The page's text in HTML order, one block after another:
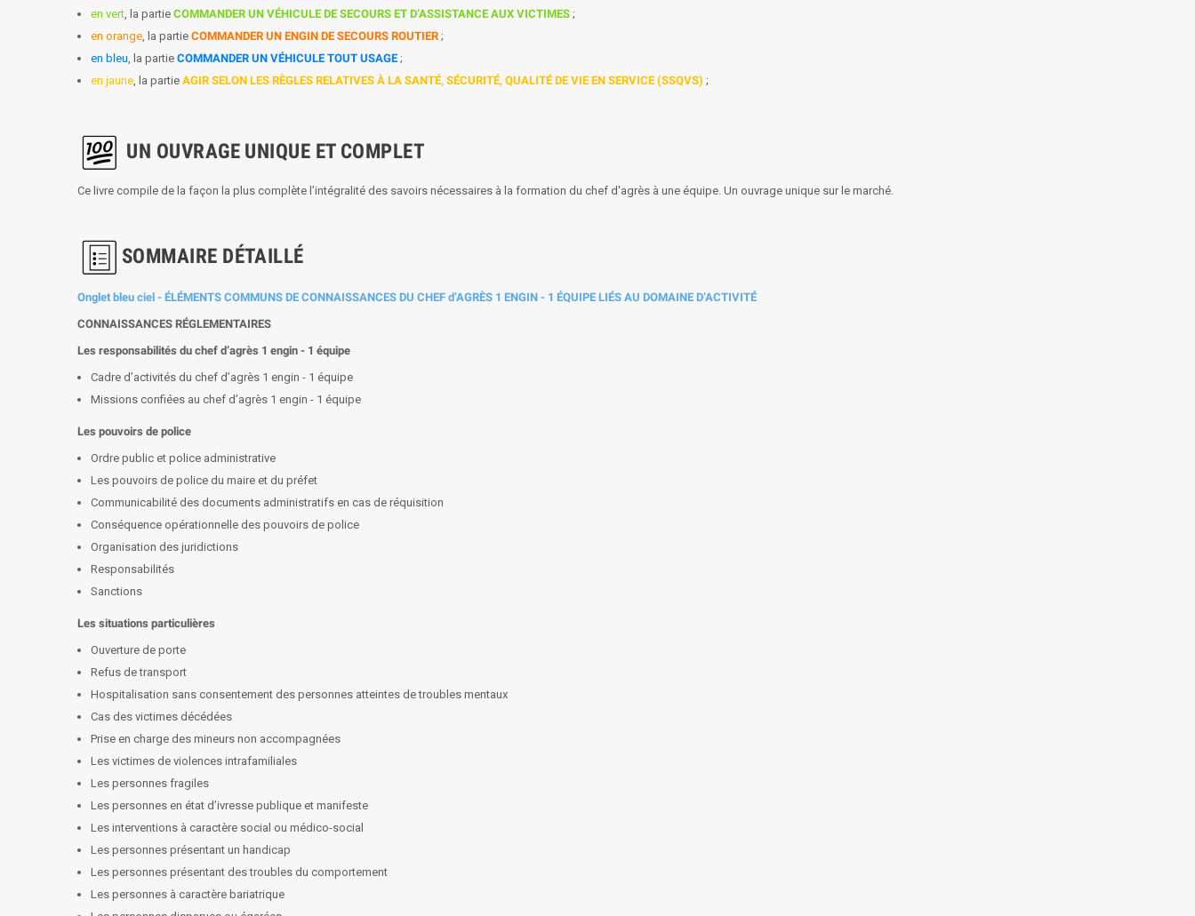
en vert, la partie COMMANDER UN VÉHICULE DE SECOURS ET D’ASSISTANCE AUX VICTIMES ;
en orange, la partie COMMANDER UN ENGIN DE SECOURS ROUTIER ;
en bleu, la partie COMMANDER UN VÉHICULE TOUT USAGE ;
en jaune, la partie AGIR SELON LES RÈGLES RELATIVES À LA SANTÉ, SÉCURITÉ, QUALITÉ DE VIE EN SERVICE (SSQVS) ;
UN OUVRAGE UNIQUE ET COMPLET
Ce livre compile de la façon la plus complète l’intégralité des savoirs nécessaires à la formation du chef d'agrès à une équipe. Un ouvrage unique sur le marché.
SOMMAIRE DÉTAILLÉ
Onglet bleu ciel - ÉLÉMENTS COMMUNS DE CONNAISSANCES DU CHEF d’AGRÈS 1 ENGIN - 1 ÉQUIPE LIÉS AU DOMAINE D’ACTIVITÉ
CONNAISSANCES RÉGLEMENTAIRES
Les responsabilités du chef d’agrès 1 engin - 1 équipe
Cadre d’activités du chef d’agrès 1 engin - 1 équipe
Missions confiées au chef d’agrès 1 engin - 1 équipe
Les pouvoirs de police
Ordre public et police administrative
Les pouvoirs de police du maire et du préfet
Communicabilité des documents administratifs en cas de réquisition
Conséquence opérationnelle des pouvoirs de police
Organisation des juridictions
Responsabilités
Sanctions
Les situations particulières
Ouverture de porte
Refus de transport
Hospitalisation sans consentement des personnes atteintes de troubles mentaux
Cas des victimes décédées
Prise en charge des mineurs non accompagnées
Les victimes de violences intrafamiliales
Les personnes fragiles
Les personnes en état d’ivresse publique et manifeste
Les interventions à caractère social ou médico-social
Les personnes présentant un handicap
Les personnes présentant des troubles du comportement
Les personnes à caractère bariatrique